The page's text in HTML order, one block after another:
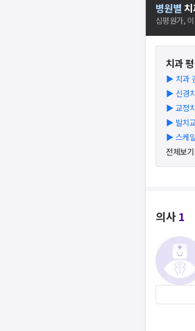
병원별
심평원가,
치과
▶ 치과
▶ 신경
▶ 교정
▶ 발치
▶ 스케
전체보기
의사1